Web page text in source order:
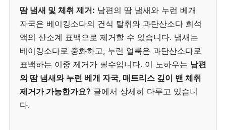
땀 냄새 및 체취 제거: 남편의 땀 냄새와 누런 베개
자국은 베이킹소다의 건식 탈취와 과탄산소다 희석
액의 산소계 표백으로 제거할 수 있습니다. 냄새는
베이킹소다로 중화하고, 누런 얼룩은 과탄산소다로
표백하는 이중 제거가 필수입니다. 이 노하우는 남편
의 땀 냄새와 누런 베개 자국, 매트리스 깊이 밴 체취
제거가 가능한가요? 글에서 상세히 다루고 있습니
다.